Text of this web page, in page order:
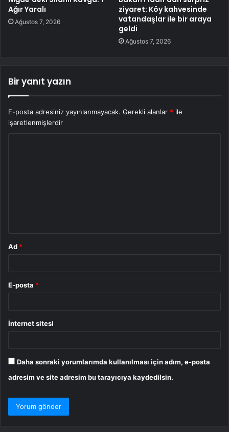
Ağır Yaralı
Ağustos 7, 2026
ziyaret: Köy kahvesinde
vatandaşlar ile bir araya
geldi
Ağustos 7, 2026
Bir yanıt yazın
E-posta adresiniz yayınlanmayacak. Gerekli alanlar * ile
işaretlenmişlerdir
Ad *
E-posta *
İnternet sitesi
Daha sonraki yorumlarımda kullanılması için adım, e-posta
adresim ve site adresim bu tarayıcıya kaydedilsin.